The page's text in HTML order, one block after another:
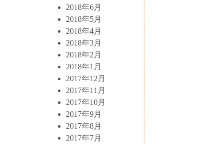
2018年6月
2018年5月
2018年4月
2018年3月
2018年2月
2018年1月
2017年12月
2017年11月
2017年10月
2017年9月
2017年8月
2017年7月